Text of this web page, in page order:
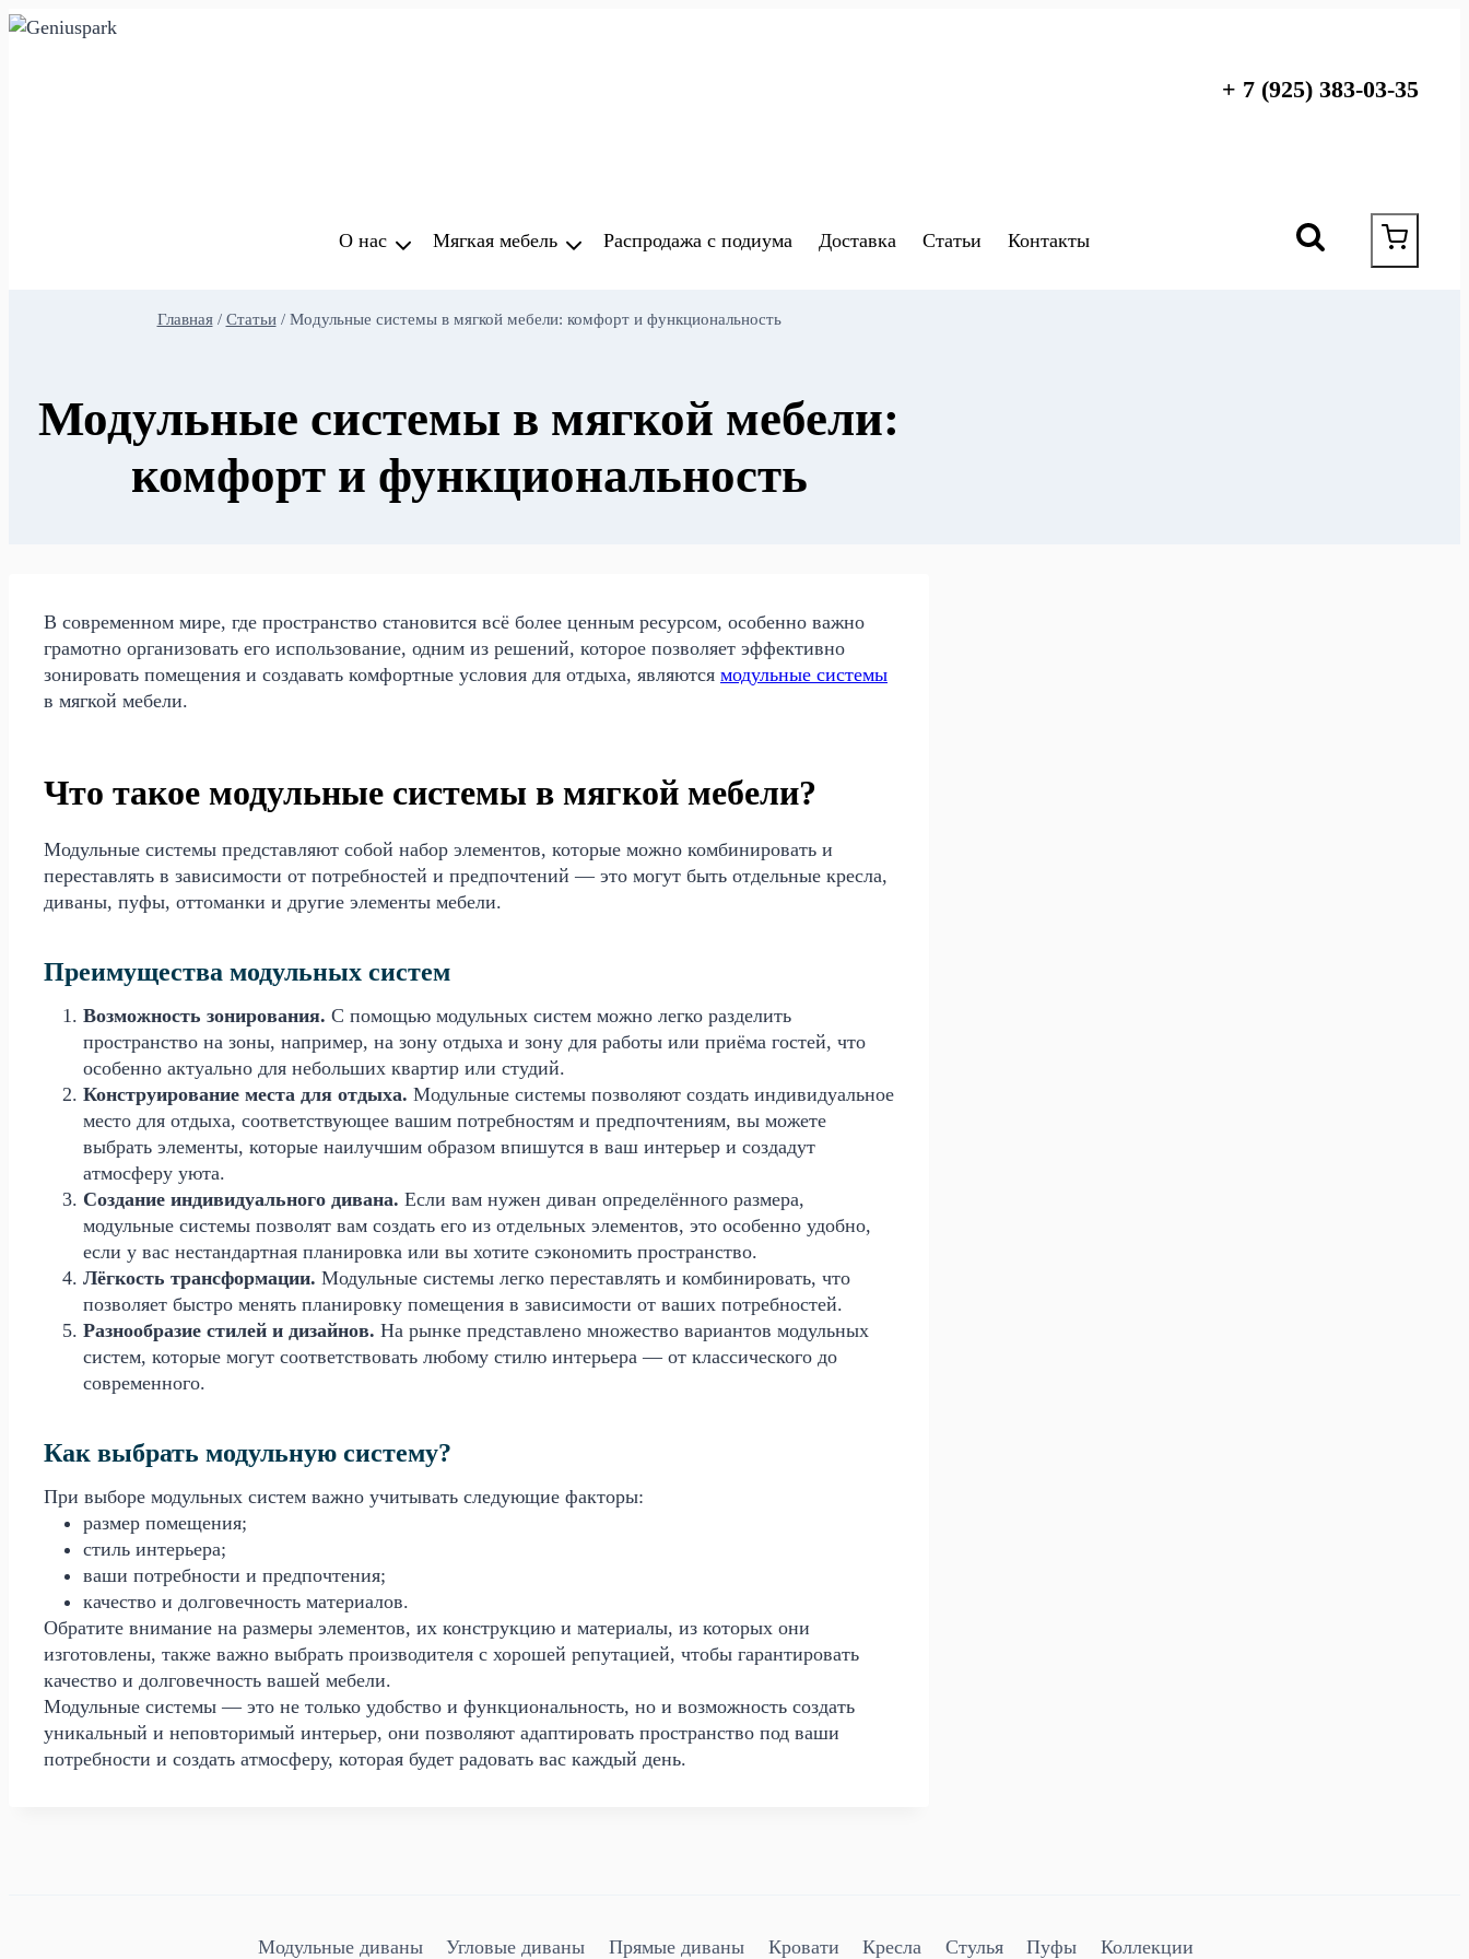
Перейти
+ 7 (925) 383-03-35
О нас Мягкая мебель Распродажа с подиума Доставка Статьи Контакты
Главная / Статьи / Модульные системы в мягкой мебели: комфорт и функциональность
Модульные системы в мягкой мебели:
комфорт и функциональность
В современном мире, где пространство становится всё более ценным ресурсом, особенно важно
грамотно организовать его использование, одним из решений, которое позволяет эффективно
зонировать помещения и создавать комфортные условия для отдыха, являются модульные системы
в мягкой мебели.
Что такое модульные системы в мягкой мебели?
Модульные системы представляют собой набор элементов, которые можно комбинировать и
переставлять в зависимости от потребностей и предпочтений — это могут быть отдельные кресла,
диваны, пуфы, оттоманки и другие элементы мебели.
Преимущества модульных систем
Возможность зонирования. С помощью модульных систем можно легко разделить
пространство на зоны, например, на зону отдыха и зону для работы или приёма гостей, что
особенно актуально для небольших квартир или студий.
Конструирование места для отдыха. Модульные системы позволяют создать индивидуальное
место для отдыха, соответствующее вашим потребностям и предпочтениям, вы можете
выбрать элементы, которые наилучшим образом впишутся в ваш интерьер и создадут
атмосферу уюта.
Создание индивидуального дивана. Если вам нужен диван определённого размера,
модульные системы позволят вам создать его из отдельных элементов, это особенно удобно,
если у вас нестандартная планировка или вы хотите сэкономить пространство.
Лёгкость трансформации. Модульные системы легко переставлять и комбинировать, что
позволяет быстро менять планировку помещения в зависимости от ваших потребностей.
Разнообразие стилей и дизайнов. На рынке представлено множество вариантов модульных
систем, которые могут соответствовать любому стилю интерьера — от классического до
современного.
Как выбрать модульную систему?
При выборе модульных систем важно учитывать следующие факторы:
размер помещения;
стиль интерьера;
ваши потребности и предпочтения;
качество и долговечность материалов.
Обратите внимание на размеры элементов, их конструкцию и материалы, из которых они
изготовлены, также важно выбрать производителя с хорошей репутацией, чтобы гарантировать
качество и долговечность вашей мебели.
Модульные системы — это не только удобство и функциональность, но и возможность создать
уникальный и неповторимый интерьер, они позволяют адаптировать пространство под ваши
потребности и создать атмосферу, которая будет радовать вас каждый день.
Модульные диваны Угловые диваны Прямые диваны Кровати Кресла Стулья Пуфы Коллекции